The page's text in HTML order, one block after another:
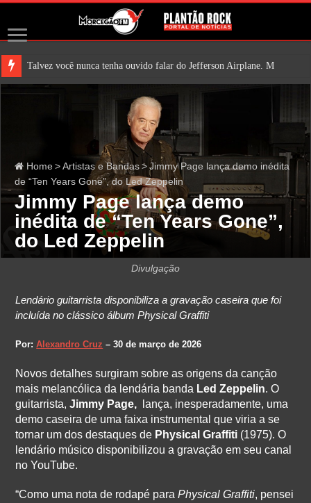
Talvez você nunca tenha ouvido falar do Jefferson Airplane. Mas é bem pr
Home > Artistas e Bandas > Jimmy Page lança demo inédita
de “Ten Years Gone”, do Led Zeppelin
Jimmy Page lança demo
inédita de “Ten Years Gone”,
do Led Zeppelin
Divulgação
Lendário guitarrista disponibiliza a gravação caseira que foi
incluída no clássico álbum Physical Graffiti
Por:Alexandro Cruz – 30 de março de 2026
Novos detalhes surgiram sobre as origens da canção
mais melancólica da lendária banda Led Zeppelin. O
guitarrista,Jimmy Page,
lança, inesperadamente, uma
demo caseira de uma faixa instrumental que viria a se
tornar um dos destaques de Physical Graffiti (1975). O
lendário músico disponibilizou a gravação em seu canal
no YouTube.
“Como uma nota de rodapé paraPhysical Graffiti, pensei